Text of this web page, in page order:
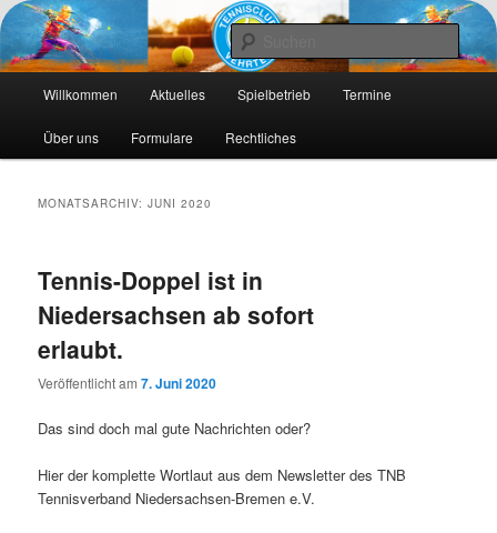
Tennis-Vehrte
Die Webseite des Tennisclub Vehrte e. V.
Zum
primären
Zum
sekundären
Willkommen Aktuelles Spielbetrieb Termine
Über uns Formulare Rechtliches
MONATSARCHIV:JUNI 2020
Tennis-Doppel ist in
Niedersachsen ab sofort
erlaubt.
Veröffentlicht am7. Juni 2020
Das sind doch mal gute Nachrichten oder?
Hier der komplette Wortlaut aus dem Newsletter des TNB
Tennisverband Niedersachsen-Bremen e.V.